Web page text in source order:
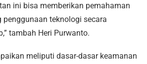
ini bisa memberikan pemahaman
penggunaan teknologi secara
tambah Heri Purwanto.
meliputi dasar-dasar keamanan